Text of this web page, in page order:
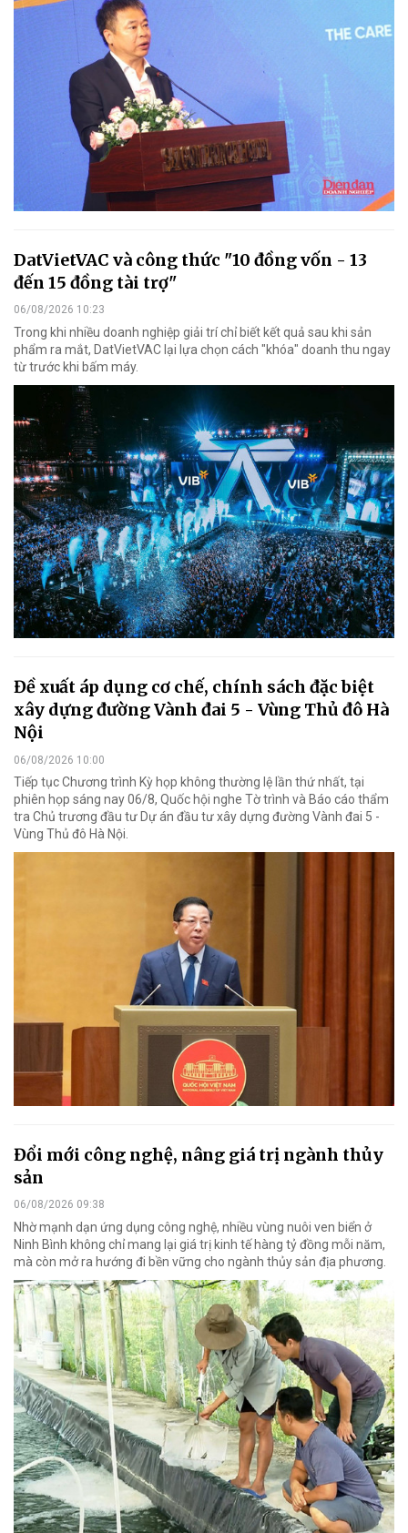
DatVietVAC và công thức "10 đồng vốn - 13
đến 15 đồng tài trợ"
06/08/2026 10:23
Trong khi nhiều doanh nghiệp giải trí chỉ biết kết quả sau khi sản
phẩm ra mắt, DatVietVAC lại lựa chọn cách "khóa" doanh thu ngay
từ trước khi bấm máy.
Đề xuất áp dụng cơ chế, chính sách đặc biệt
xây dựng đường Vành đai 5 - Vùng Thủ đô Hà
Nội
06/08/2026 10:00
Tiếp tục Chương trình Kỳ họp không thường lệ lần thứ nhất, tại
phiên họp sáng nay 06/8, Quốc hội nghe Tờ trình và Báo cáo thẩm
tra Chủ trương đầu tư Dự án đầu tư xây dựng đường Vành đai 5 -
Vùng Thủ đô Hà Nội.
Đổi mới công nghệ, nâng giá trị ngành thủy
sản
06/08/2026 09:38
Nhờ mạnh dạn ứng dụng công nghệ, nhiều vùng nuôi ven biển ở
Ninh Bình không chỉ mang lại giá trị kinh tế hàng tỷ đồng mỗi năm,
mà còn mở ra hướng đi bền vững cho ngành thủy sản địa phương.